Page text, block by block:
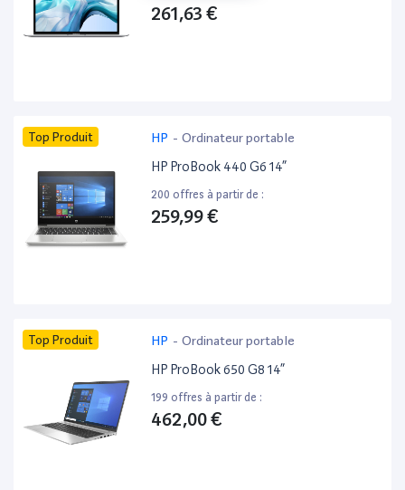
261,63 €
Top Produit HP - Ordinateur portable
HP ProBook 440 G6 14”
200 offres à partir de :
259,99 €
Top Produit HP - Ordinateur portable
HP ProBook 650 G8 14”
199 offres à partir de :
462,00 €